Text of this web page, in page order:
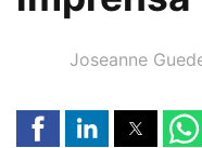
AUTOR(A):
Joseanne